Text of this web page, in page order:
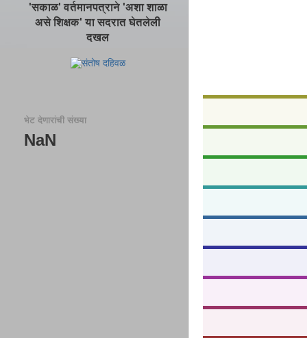
'सकाळ' वर्तमानपत्राने 'अशा शाळा
असे शिक्षक' या सदरात घेतलेली
दखल
भेट देणारांची संख्या
NaN